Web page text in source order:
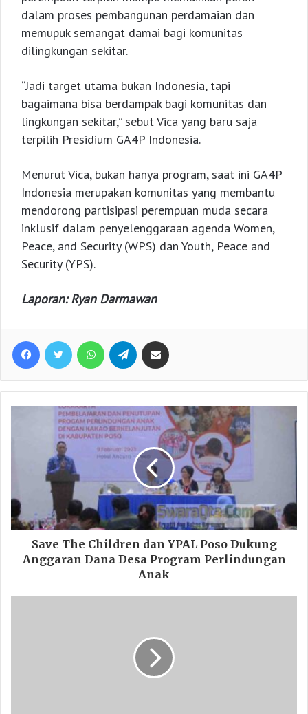
dalam proses pembangunan perdamaian dan
memupuk semangat damai bagi komunitas
dilingkungan sekitar.
“Jadi target utama bukan Indonesia, tapi
bagaimana bisa berdampak bagi komunitas dan
lingkungan sekitar,” sebut Vica yang baru saja
terpilih Presidium GA4P Indonesia.
Menurut Vica, bukan hanya program, saat ini GA4P
Indonesia merupakan komunitas yang membantu
mendorong partisipasi perempuan muda secara
inklusif dalam penyelenggaraan agenda Women,
Peace, and Security (WPS) dan Youth, Peace and
Security (YPS).
Laporan: Ryan Darmawan
Facebook Twitter WhatsApp Telegram
Save The Children dan YPAL Poso Dukung
Anggaran Dana Desa Program Perlindungan
Anak